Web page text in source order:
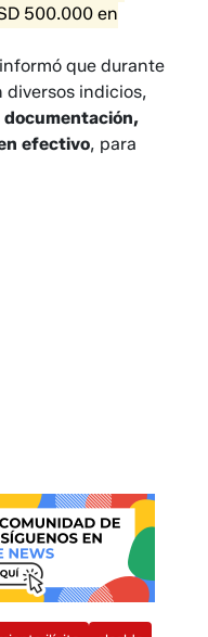
500.000 en
informó que durante
diversos indicios,
efectivo, para